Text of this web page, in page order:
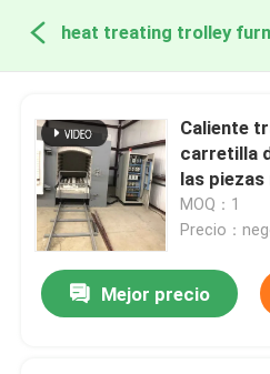
Caliente
carretilla
las
MOQ：1
Precio：
Mejor precio